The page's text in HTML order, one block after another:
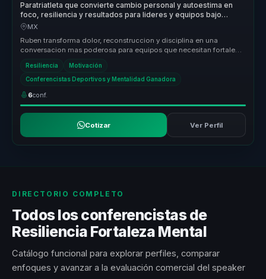
Paratriatleta que convierte cambio personal y autoestima en
foco, resiliencia y resultados para lideres y equipos bajo
presion.
MX
Ruben transforma dolor, reconstruccion y disciplina en una
conversacion mas poderosa para equipos que necesitan fortaleza
Resiliencia Motivación
Conferencistas Deportivos y Mentalidad Ganadora
6conf.
Cotizar Ver Perfil
DIRECTORIO COMPLETO
Todos los conferencistas de
Resiliencia Fortaleza Mental
Catálogo funcional para explorar perfiles, comparar
enfoques y avanzar a la evaluación comercial del speaker